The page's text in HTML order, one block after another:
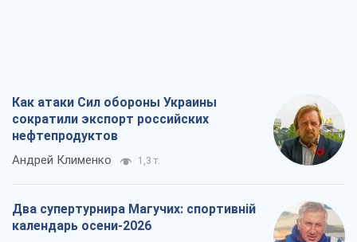
Как атаки Сил обороны Украины
сократили экспорт российских
нефтепродуктов
Андрей Клименко 1,3 т.
Два супертурнира Магучих: спортивній
календарь осени-2026